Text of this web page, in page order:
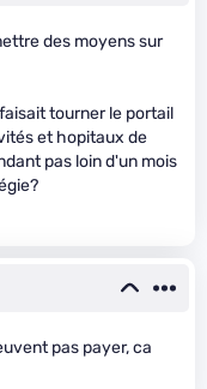
des moyens sur
tourner le portail
et hopitaux de
pas loin d'un mois
pas payer, ca